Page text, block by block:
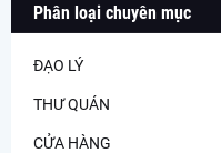
Phân loại chuyên mục
ĐẠO LÝ
THƯ QUÁN
CỬA HÀNG